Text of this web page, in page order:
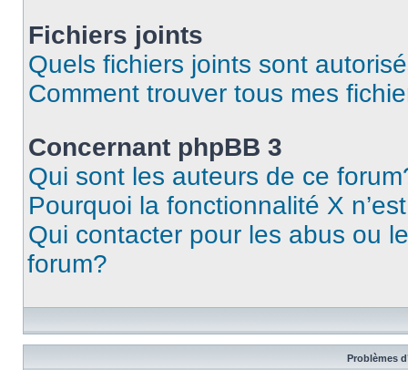
Fichiers joints
Quels fichiers joints sont
Comment trouver tous mes
Concernant phpBB 3
Qui sont les auteurs de ce
Pourquoi la fonctionnalité X
Qui contacter pour les abus ou
forum?
Problèmes